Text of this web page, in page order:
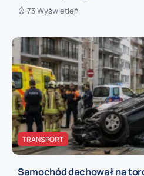
73 Wyświetleń
TRANSPORT
Samochód dachował na